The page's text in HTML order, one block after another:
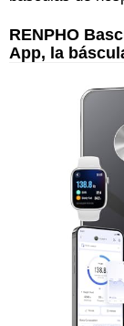
RENPHO
App, la